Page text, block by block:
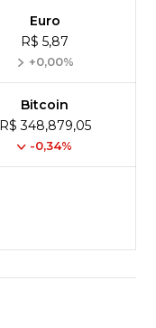
Euro
R$ 5,87
+0,00%
Bitcoin
R$ 348,879,05
-0,34%